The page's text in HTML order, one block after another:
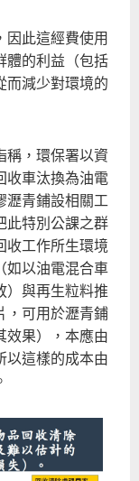
因此這經費使用
體的利益（包括
而減少對環境的
稱，環保署以資
收車汰換為油電
瀝青鋪設相關工
此特別公課之群
收工作所生環境
如以油電混合車
）與再生粒料推
，可用於瀝青鋪
效果），本應由
以這樣的成本由